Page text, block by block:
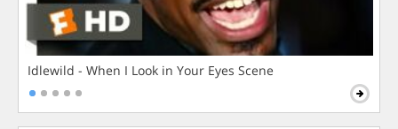
Idlewild - When I Look in Your Eyes Scene